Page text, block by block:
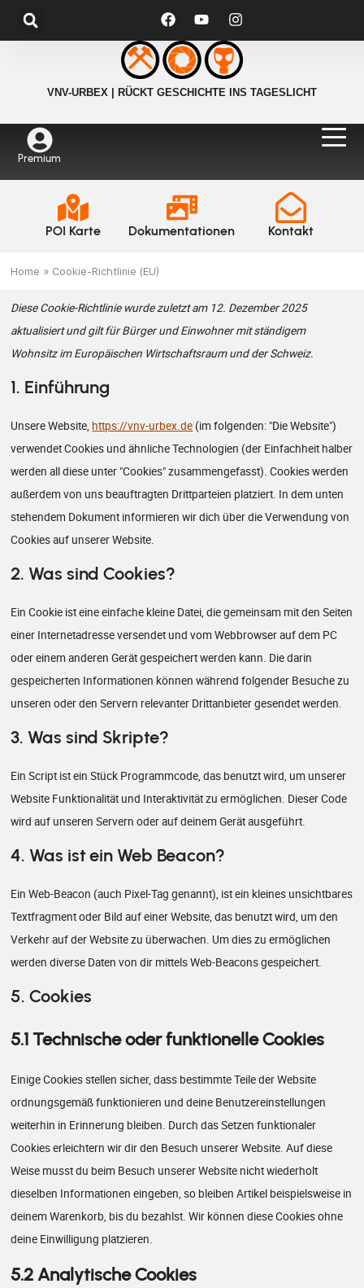
VNV-URBEX | RÜCKT GESCHICHTE INS TAGESLICHT
Premium
POI Karte Dokumentationen Kontakt
Home » Cookie-Richtlinie (EU)
Diese Cookie-Richtlinie wurde zuletzt am 12. Dezember 2025
aktualisiert und gilt für Bürger und Einwohner mit ständigem
Wohnsitz im Europäischen Wirtschaftsraum und der Schweiz.
1. Einführung
Unsere Website, https://vnv-urbex.de (im folgenden: "Die Website")
verwendet Cookies und ähnliche Technologien (der Einfachheit halber
werden all diese unter "Cookies" zusammengefasst). Cookies werden
außerdem von uns beauftragten Drittparteien platziert. In dem unten
stehendem Dokument informieren wir dich über die Verwendung von
Cookies auf unserer Website.
2. Was sind Cookies?
Ein Cookie ist eine einfache kleine Datei, die gemeinsam mit den Seiten
einer Internetadresse versendet und vom Webbrowser auf dem PC
oder einem anderen Gerät gespeichert werden kann. Die darin
gespeicherten Informationen können während folgender Besuche zu
unseren oder den Servern relevanter Drittanbieter gesendet werden.
3. Was sind Skripte?
Ein Script ist ein Stück Programmcode, das benutzt wird, um unserer
Website Funktionalität und Interaktivität zu ermöglichen. Dieser Code
wird auf unseren Servern oder auf deinem Gerät ausgeführt.
4. Was ist ein Web Beacon?
Ein Web-Beacon (auch Pixel-Tag genannt), ist ein kleines unsichtbares
Textfragment oder Bild auf einer Website, das benutzt wird, um den
Verkehr auf der Website zu überwachen. Um dies zu ermöglichen
werden diverse Daten von dir mittels Web-Beacons gespeichert.
5. Cookies
5.1 Technische oder funktionelle Cookies
Einige Cookies stellen sicher, dass bestimmte Teile der Website
ordnungsgemäß funktionieren und deine Benutzereinstellungen
weiterhin in Erinnerung bleiben. Durch das Setzen funktionaler
Cookies erleichtern wir dir den Besuch unserer Website. Auf diese
Weise musst du beim Besuch unserer Website nicht wiederholt
dieselben Informationen eingeben, so bleiben Artikel beispielsweise in
deinem Warenkorb, bis du bezahlst. Wir können diese Cookies ohne
deine Einwilligung platzieren.
5.2 Analytische Cookies